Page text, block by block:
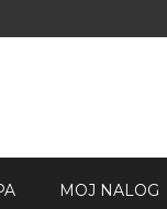
MOJ NALOG